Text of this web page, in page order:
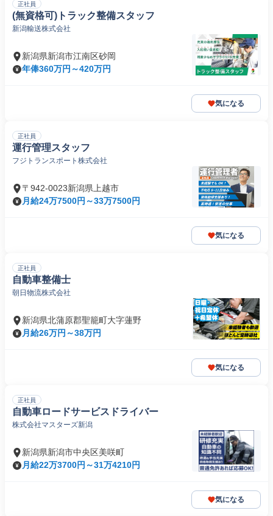
正社員
(無資格可)トラック整備スタッフ
新潟輸送株式会社
新潟県新潟市江南区砂岡
年俸360万円～420万円
気になる
正社員
運行管理スタッフ
フジトランスポート株式会社
〒942-0023新潟県上越市
月給24万7500円～33万7500円
気になる
正社員
自動車整備士
朝日物流株式会社
新潟県北蒲原郡聖籠町大字蓮野
月給26万円～38万円
気になる
正社員
自動車ロードサービスドライバー
株式会社マスターズ新潟
新潟県新潟市中央区美咲町
月給22万3700円～31万4210円
気になる